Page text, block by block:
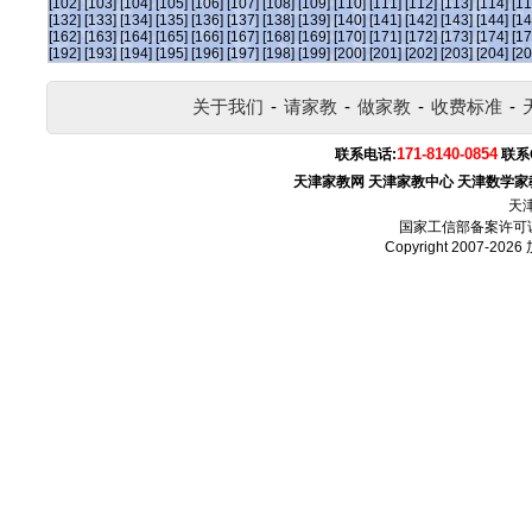
[102] [103] [104] [105] [106] [107] [108] [109] [110] [111] [112] [113] [114]
[132] [133] [134] [135] [136] [137] [138] [139] [140] [141] [142] [143] [144]
[162] [163] [164] [165] [166] [167] [168] [169] [170] [171] [172] [173] [174]
[192] [193] [194] [195] [196] [197] [198] [199] [200] [201] [202] [203] [204]
关于我们 - 请家教 - 做家教 - 收费标准 -
联系电话:171-8140-0854 联
天津家教网 天津家教中心 天津数学家
天
国家工信部备案许可
Copyright 2007-2026